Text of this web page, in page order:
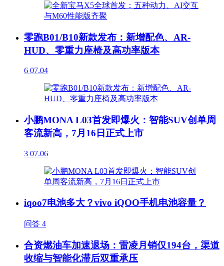
零跑B01/B10新款发布：新增配色、AR-
HUD、零重力座椅及高功率版本
6 07.04
小鹏MONA L03首发即爆火：智能SUV创单周
客流新高，7月16日正式上市
3 07.06
iqoo7电池多大？vivo iQOO手机电池容量？
问答 4
合资燃油车加速退场：雷凌月销仅194台，渠道
收缩与智能化滞后双重承压